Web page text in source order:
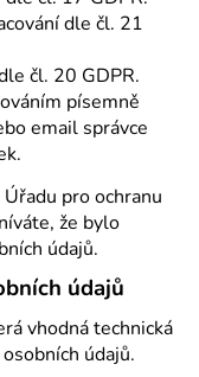
dle čl. 21
čl. 20 GDPR.
písemně
email správce
pro ochranu
že bylo
údajů.
údajů
vhodná technická
údajů.